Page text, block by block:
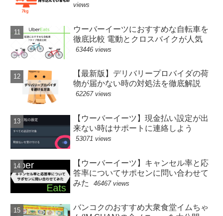
views
ウーバーイーツにおすすめな自転車を
徹底比較 電動とクロスバイクが人気
63446 views
【最新版】デリバリープロバイダの荷
物が届かない時の対処法を徹底解説
62267 views
【ウーバーイーツ】現金払い設定が出
来ない時はサポートに連絡しよう
53071 views
【ウーバーイーツ】キャンセル率と応
答率についてサポセンに問い合わせて
みた
46467 views
バンコクのおすすめ大衆食堂イムちゃ